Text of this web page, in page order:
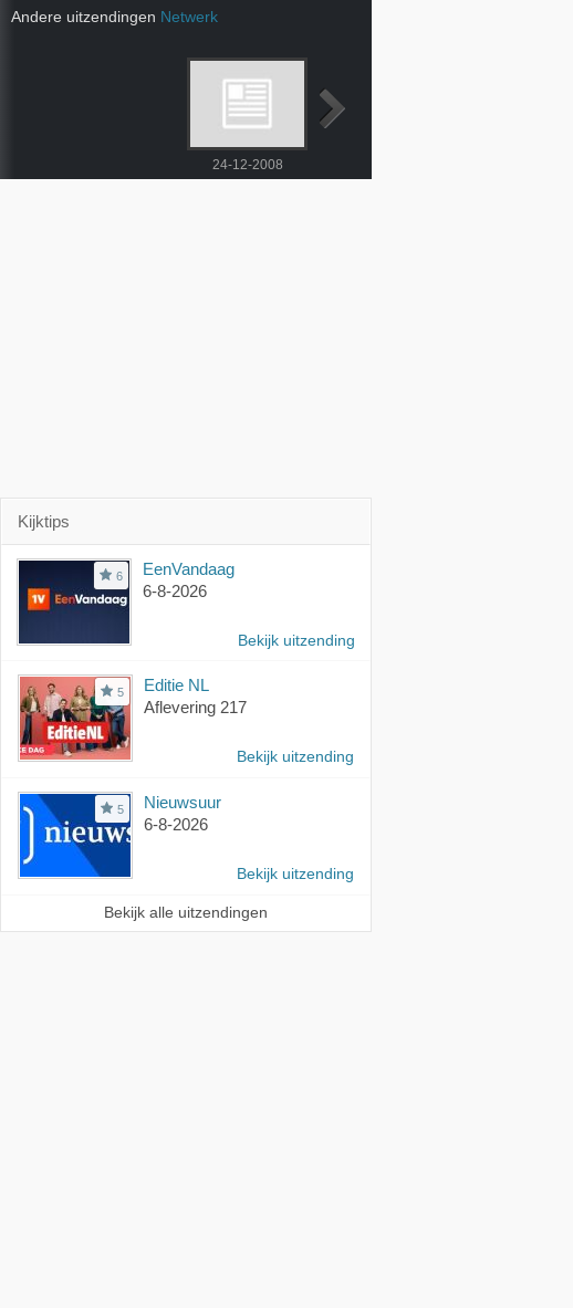
Andere uitzendingen Netwerk
24-12-2008
Kijktips
6
EenVandaag
6-8-2026
Bekijk uitzending
5
Editie NL
Aflevering 217
Bekijk uitzending
5
Nieuwsuur
6-8-2026
Bekijk uitzending
Bekijk alle uitzendingen